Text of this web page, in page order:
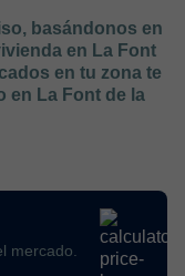
basándonos en
en La Font
en tu zona te
en La Font de la
mercado.